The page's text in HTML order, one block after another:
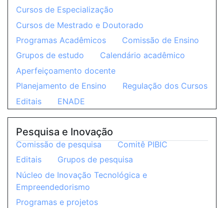
Cursos de Especialização
Cursos de Mestrado e Doutorado
Programas Acadêmicos
Comissão de Ensino
Grupos de estudo
Calendário acadêmico
Aperfeiçoamento docente
Planejamento de Ensino
Regulação dos Cursos
Editais
ENADE
Pesquisa e Inovação
Comissão de pesquisa
Comitê PIBIC
Editais
Grupos de pesquisa
Núcleo de Inovação Tecnológica e
Empreendedorismo
Programas e projetos